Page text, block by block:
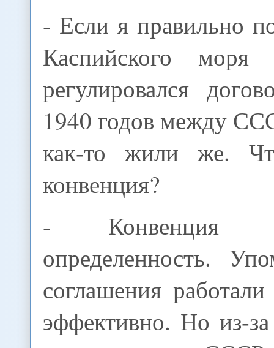
- Если я правильно
Каспийского
регулировался
1940 годов между
как-то жили же.
конвенция?
- Конвенция
определенность.
соглашения работали
эффективно. Но из-